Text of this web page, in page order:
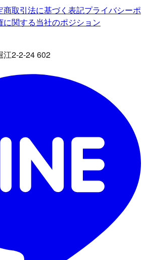
商取引法に基づく表記プライバシーポ
に関する当社のポジション
江2-2-24 602